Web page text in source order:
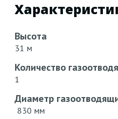
Высота
31 м
Количество
1
Диаметр
830 мм